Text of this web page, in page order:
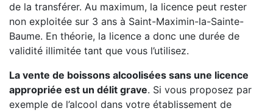
de la transférer. Au maximum, la licence peut rester
non exploitée sur 3 ans à Saint-Maximin-la-Sainte-
Baume. En théorie, la licence a donc une durée de
validité illimitée tant que vous l’utilisez.
La vente de boissons alcoolisées sans une licence
appropriée est un délit grave. Si vous proposez par
exemple de l’alcool dans votre établissement de